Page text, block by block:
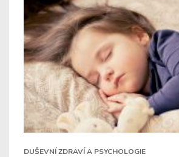
DUŠEVNÍ ZDRAVÍ A PSYCHOLOGIE